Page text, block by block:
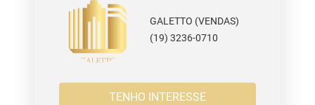
GALETTO (VENDAS)
(19) 3236-0710
TENHO INTERESSE